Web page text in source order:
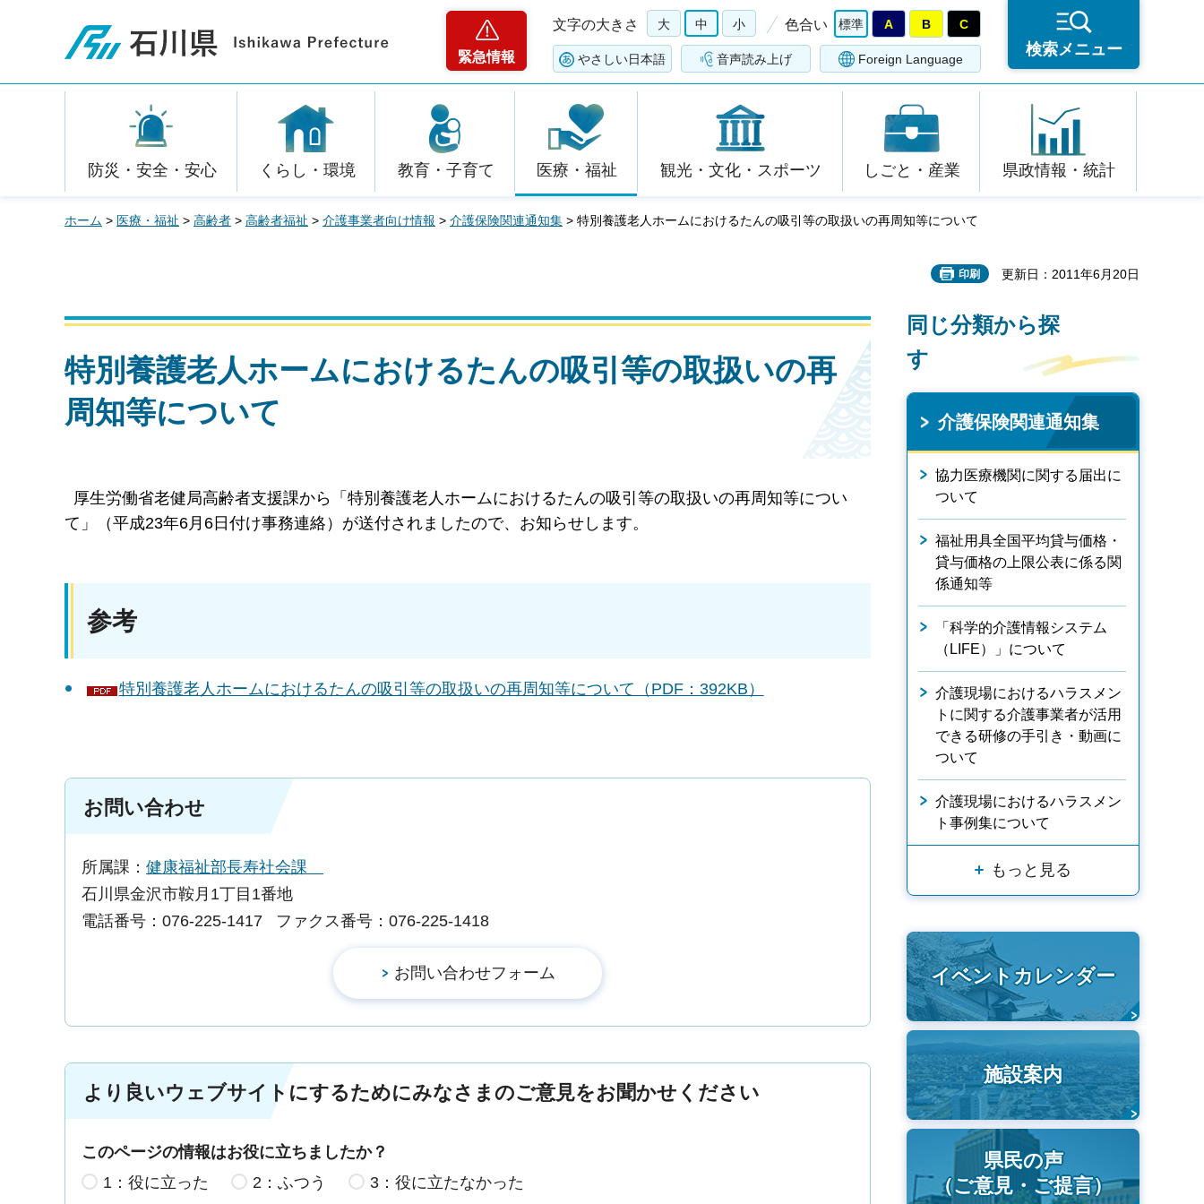
石川県
緊急情報
文字の大きさ 大 中 小 色合い 標準 A B C
やさしい日本語 音声読み上げ Foreign Language
検索メニュー
防災・安全・安心 くらし・環境 教育・子育て 医療・福祉 観光・文化・スポーツ しごと・産業 県政情報・統計
ホーム > 医療・福祉 > 高齢者 > 高齢者福祉 > 介護事業者向け情報 > 介護保険関連通知集 > 特別養護老人ホームにおけるたんの吸引等の取扱いの再周知等について
印刷 更新日：2011年6月20日
特別養護老人ホームにおけるたんの吸引等の取扱いの再
周知等について
厚生労働省老健局高齢者支援課から「特別養護老人ホームにおけるたんの吸引等の取扱いの再周知等につい
て」（平成23年6月6日付け事務連絡）が送付されましたので、お知らせします。
参考
特別養護老人ホームにおけるたんの吸引等の取扱いの再周知等について（PDF：392KB）
お問い合わせ
所属課： 健康福祉部長寿社会課
石川県金沢市鞍月1丁目1番地
電話番号：076-225-1417
ファクス番号：076-225-1418
より良いウェブサイトにするためにみなさまのご意見をお聞かせください
このページの情報はお役に立ちましたか？
1：役に立った
2：ふつう 3：役に立たなかった
同じ分類から探
す
介護保険関連通知集
協力医療機関に関する届出に
ついて
福祉用具全国平均貸与価格・
貸与価格の上限公表に係る関
係通知等
「科学的介護情報システム
（LIFE）」について
介護現場におけるハラスメン
トに関する介護事業者が活用
できる研修の手引き・動画に
ついて
介護現場におけるハラスメン
ト事例集について
もっと見る
イベントカレンダー
施設案内
県民の声
（ご意見・ご提言）